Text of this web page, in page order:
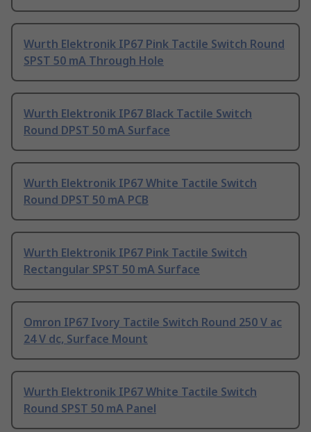
Wurth Elektronik IP67 Pink Tactile Switch Round
SPST 50 mA Through Hole
Wurth Elektronik IP67 Black Tactile Switch
Round DPST 50 mA Surface
Wurth Elektronik IP67 White Tactile Switch
Round DPST 50 mA PCB
Wurth Elektronik IP67 Pink Tactile Switch
Rectangular SPST 50 mA Surface
Omron IP67 Ivory Tactile Switch Round 250 V ac
24 V dc, Surface Mount
Wurth Elektronik IP67 White Tactile Switch
Round SPST 50 mA Panel